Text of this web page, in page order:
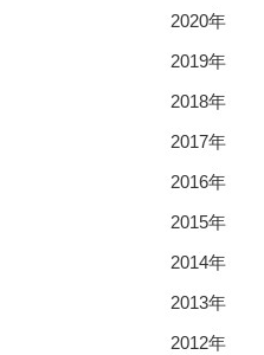
2020年
2019年
2018年
2017年
2016年
2015年
2014年
2013年
2012年